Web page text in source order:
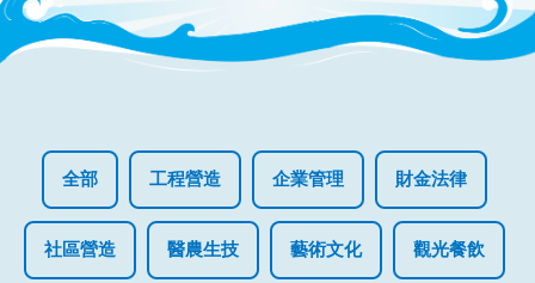
全部 工程營造 企業管理 財金法律
社區營造 醫農生技 藝術文化 觀光餐飲